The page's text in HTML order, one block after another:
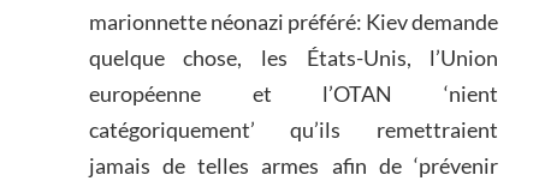
marionnette néonazi préféré: Kiev demande
quelque chose, les États-Unis, l’Union
européenne et l’OTAN ‘nient
catégoriquement’ qu’ils remettraient
jamais de telles armes afin de ‘prévenir